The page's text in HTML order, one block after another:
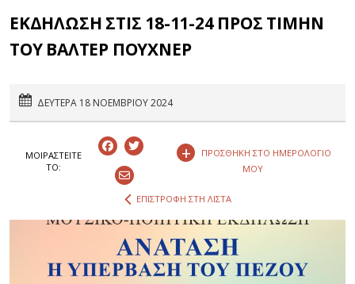
ΕΚΔΗΛΩΣΗ ΣΤΙΣ 18-11-24 ΠΡΟΣ ΤΙΜΗΝ
ΤΟΥ ΒΑΛΤΕΡ ΠΟΥΧΝΕΡ
ΔΕΥΤΕΡΑ 18 ΝΟΕΜΒΡΙΟΥ 2024
ΜΟΙΡΑΣΤEIΤΕ
ΤΟ:
+
ΠΡΟΣΘΗΚΗ ΣΤΟ ΗΜΕΡΟΛΟΓΙΟ
ΜΟΥ
ΕΠΙΣΤΡΟΦΗ ΣΤΗ ΛΙΣΤΑ